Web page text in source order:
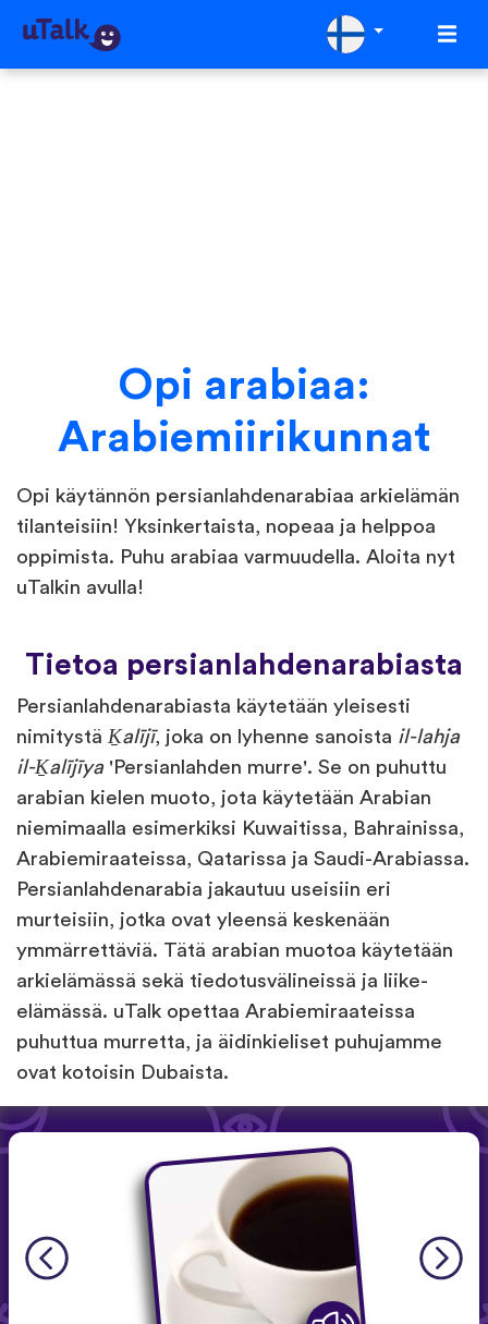
Opi arabiaa:
Arabiemiirikunnat
Opi käytännön persianlahdenarabiaa arkielämän
tilanteisiin! Yksinkertaista, nopeaa ja helppoa
oppimista. Puhu arabiaa varmuudella. Aloita nyt
uTalkin avulla!
Tietoa persianlahdenarabiasta
Persianlahdenarabiasta käytetään yleisesti
nimitystä Ḵalījī, joka on lyhenne sanoista il-lahja
il-Ḵalījīya 'Persianlahden murre'. Se on puhuttu
arabian kielen muoto, jota käytetään Arabian
niemimaalla esimerkiksi Kuwaitissa, Bahrainissa,
Arabiemiraateissa, Qatarissa ja Saudi-Arabiassa.
Persianlahdenarabia jakautuu useisiin eri
murteisiin, jotka ovat yleensä keskenään
ymmärrettäviä. Tätä arabian muotoa käytetään
arkielämässä sekä tiedotusvälineissä ja liike-
elämässä. uTalk opettaa Arabiemiraateissa
puhuttua murretta, ja äidinkieliset puhujamme
ovat kotoisin Dubaista.